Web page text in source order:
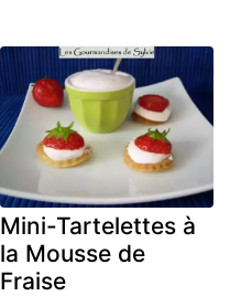
Mini-Tartelettes à
la Mousse de
Fraise